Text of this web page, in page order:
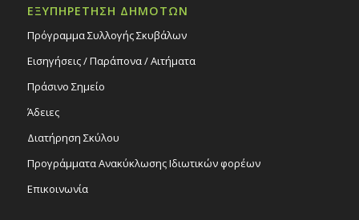
ΕΞΥΠΗΡΕΤΗΣΗ ΔΗΜΟΤΩΝ
Πρόγραμμα Συλλογής Σκυβάλων
Εισηγήσεις / Παράπονα / Αιτήματα
Πράσινο Σημείο
Άδειες
Διατήρηση Σκύλου
Προγράμματα Ανακύκλωσης Ιδιωτικών φορέων
Επικοινωνία